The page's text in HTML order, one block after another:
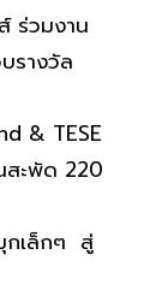
ร่วมงาน
รางวัล
& TESE
สะพัด 220
กเล็กๆ สู่